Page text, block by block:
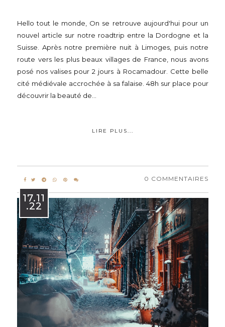
Hello tout le monde, On se retrouve aujourd'hui pour un
nouvel article sur notre roadtrip entre la Dordogne et la
Suisse. Après notre première nuit à Limoges, puis notre
route vers les plus beaux villages de France, nous avons
posé nos valises pour 2 jours à Rocamadour. Cette belle
cité médiévale accrochée à sa falaise. 48h sur place pour
découvrir la beauté de...
LIRE PLUS...
0 COMMENTAIRES
17.11
.22